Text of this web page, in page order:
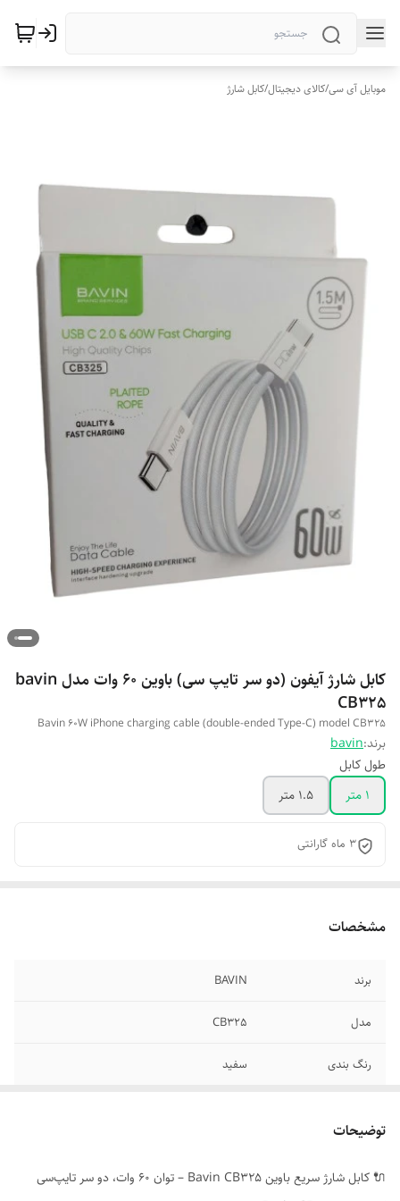
موبایل آی سی/کالای دیجیتال/کابل شارژ
کابل شارژ آیفون (دو سر تایپ سی) باوین 60 وات مدل bavin
CB325
Bavin 60W iPhone charging cable (double-ended Type-C) model CB325
برند:bavin
طول کابل
1 متر
1.5 متر
3 ماه گارانتی
مشخصات
برند BAVIN
مدل CB325
رنگ بندی سفید
توضیحات
🔌 کابل شارژ سریع باوین Bavin CB325 – توان 60 وات، دو سر تایپ‌سی